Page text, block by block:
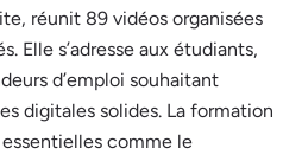
réunit 89 vidéos organisées
Elle s’adresse aux étudiants,
d’emploi souhaitant
digitales solides. La formation
comme le